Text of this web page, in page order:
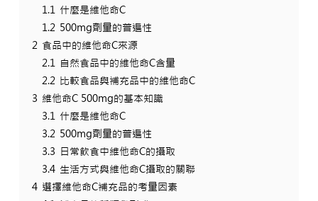
1.1 什麼是維他命C
1.2 500mg劑量的普遍性
2 食品中的維他命C來源
2.1
自然食品中的維他命C含量
2.2 比較食品與補充品中的維他命C
3 維他命C 500mg的基本知識
3.1 什麼是維他命C
3.2 500mg劑量的普遍性
3.3 日常飲食中維他命C的攝取
3.4 生活方式與維他命C攝取的關聯
4 選擇維他命C補充品的考量因素